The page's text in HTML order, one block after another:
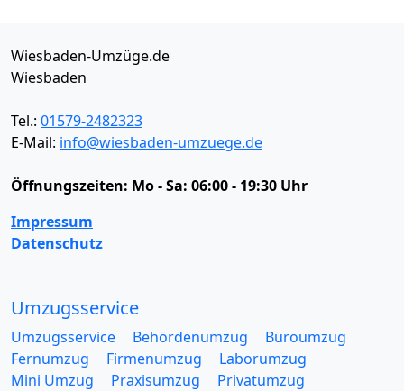
Wiesbaden-Umzüge.de
Wiesbaden
Tel.: 01579-2482323
E-Mail: info@wiesbaden-umzuege.de
Öffnungszeiten: Mo - Sa: 06:00 - 19:30 Uhr
Impressum
Datenschutz
Umzugsservice
Umzugsservice Behördenumzug
Büroumzug
Fernumzug
Firmenumzug
Laborumzug
Mini Umzug
Praxisumzug
Privatumzug